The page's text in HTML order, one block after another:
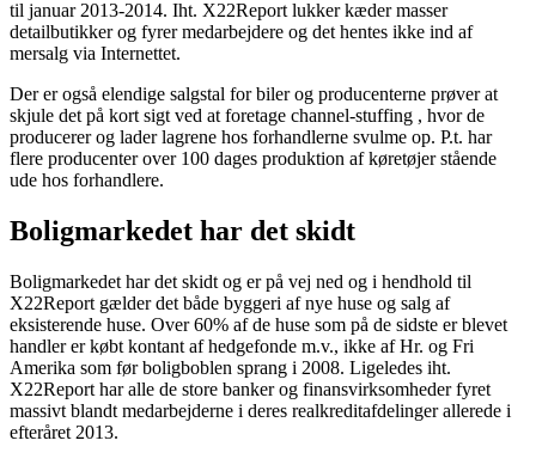
til januar 2013-2014. Iht. X22Report lukker kæder masser
detailbutikker og fyrer medarbejdere og det hentes ikke ind af
mersalg via Internettet.
Der er også elendige salgstal for biler og producenterne prøver at
skjule det på kort sigt ved at foretage channel-stuffing , hvor de
producerer og lader lagrene hos forhandlerne svulme op. P.t. har
flere producenter over 100 dages produktion af køretøjer stående
ude hos forhandlere.
Boligmarkedet har det skidt
Boligmarkedet har det skidt og er på vej ned og i hendhold til
X22Report gælder det både byggeri af nye huse og salg af
eksisterende huse. Over 60% af de huse som på de sidste er blevet
handler er købt kontant af hedgefonde m.v., ikke af Hr. og Fri
Amerika som før boligboblen sprang i 2008. Ligeledes iht.
X22Report har alle de store banker og finansvirksomheder fyret
massivt blandt medarbejderne i deres realkreditafdelinger allerede i
efteråret 2013.